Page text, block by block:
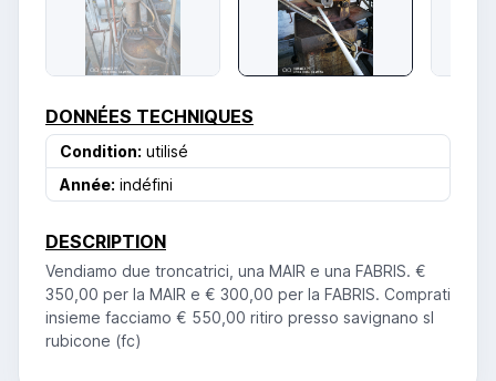
DONNÉES TECHNIQUES
Condition: utilisé
Année: indéfini
DESCRIPTION
Vendiamo due troncatrici, una MAIR e una FABRIS. €
350,00 per la MAIR e € 300,00 per la FABRIS. Comprati
insieme facciamo € 550,00 ritiro presso savignano sl
rubicone (fc)